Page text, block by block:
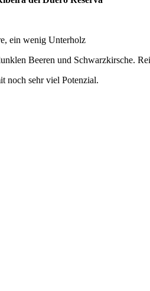
ein wenig Unterholz
Beeren und Schwarzkirsche.
noch sehr viel Potenzial.